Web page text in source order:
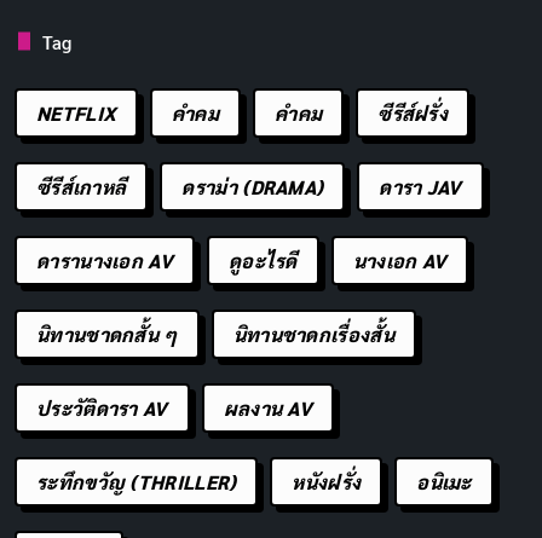
Tag
NETFLIX คำคม คําคม ซีรีส์ฝรั่ง
ซีรีส์เกาหลี ดราม่า (DRAMA) ดารา JAV
ดารานางเอก AV ดูอะไรดี นางเอก AV
นิทานชาดกสั้น ๆ นิทานชาดกเรื่องสั้น
ประวัติดารา AV ผลงาน AV
ระทึกขวัญ (THRILLER) หนังฝรั่ง อนิเมะ